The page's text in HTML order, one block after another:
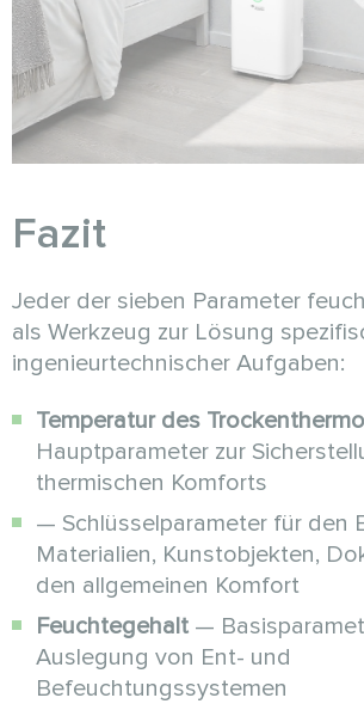
Fazit
Jeder der sieben Parameter
als Werkzeug zur Lösung
ingenieurtechnischer Aufgaben:
Temperatur des
Hauptparameter zur
thermischen Komforts
— Schlüsselparameter für den
Materialien, Kunstobjekten,
den allgemeinen Komfort
Feuchtegehalt —
Auslegung von Ent- und
Befeuchtungssystemen